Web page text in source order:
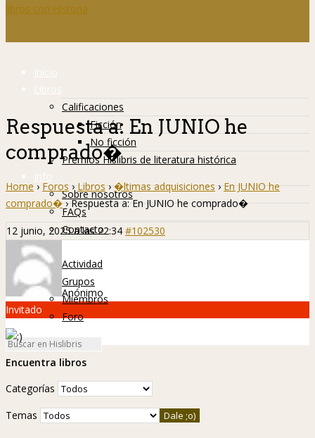
Inicio
Libros
Calificaciones
Ficción
No ficción
Premios Hislibris de literatura histórica
Info
Sobre nosotros
FAQs
Contacto
Hislibreños
Actividad
Grupos
Miembros
Foro
Respuesta a: En JUNIO he
comprado�
Home › Foros › Libros › �ltimas adquisiciones › En JUNIO he
comprado� › Respuesta a: En JUNIO he comprado�
12 junio, 2025 a las 22:34 #102530
Anónimo
Invitado
Encuentra libros
Categorías
Temas